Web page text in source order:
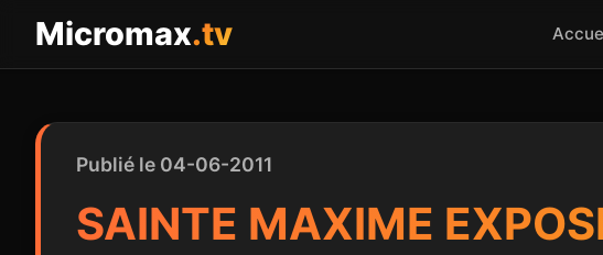
Micromax.tv
Publié le 04-06-2011
SAINTE MAXIME